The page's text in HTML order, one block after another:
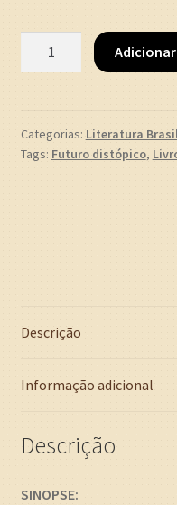
ARTÍFICE
(Tchelo
Andrade)
Categorias: Literatura
Tags: Futuro distópico,
Descrição
Informação adicional
Descrição
SINOPSE: